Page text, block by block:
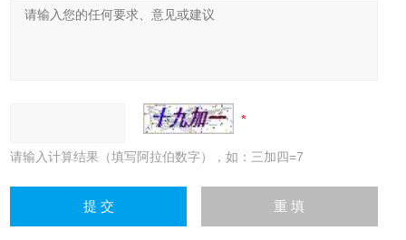
请输入计算结果（填写阿拉伯数字），如：三加四=7